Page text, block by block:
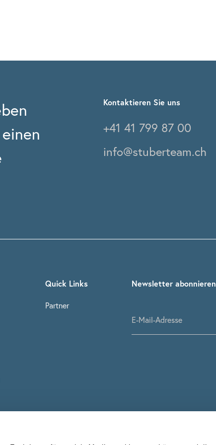
Kontaktieren Sie uns
+41 41 799 87 00
info@stuberteam.ch
Quick Links
Partner
Newsletter abonnieren